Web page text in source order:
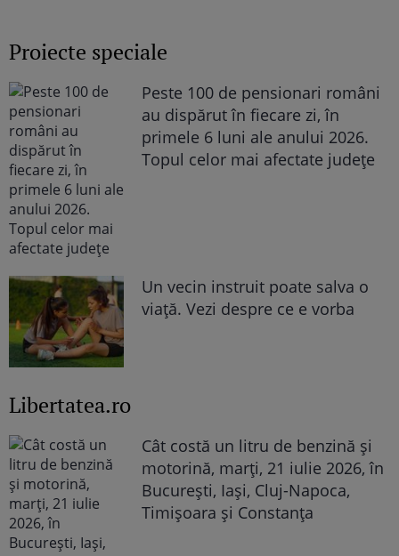
Proiecte speciale
Peste 100 de pensionari români
au dispărut în fiecare zi, în
primele 6 luni ale anului 2026.
Topul celor mai afectate județe
Un vecin instruit poate salva o
viață. Vezi despre ce e vorba
Libertatea.ro
Cât costă un litru de benzină și
motorină, marți, 21 iulie 2026, în
București, Iași, Cluj-Napoca,
Timișoara și Constanța